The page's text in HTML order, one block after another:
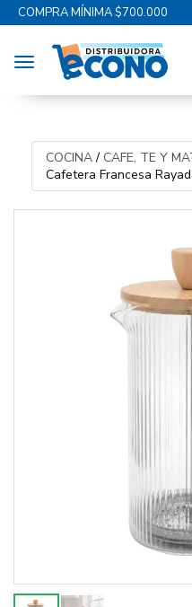
COMPRA MÍNIMA $700.000
Toggle navigation
COCINA/ CAFE, TE Y
Cafetera Francesa